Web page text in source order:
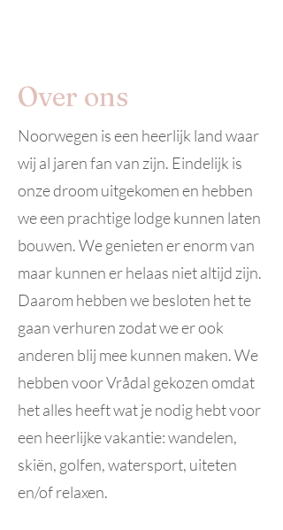
Over ons
Noorwegen is een heerlijk land waar
wij al jaren fan van zijn. Eindelijk is
onze droom uitgekomen en hebben
we een prachtige lodge kunnen laten
bouwen. We genieten er enorm van
maar kunnen er helaas niet altijd zijn.
Daarom hebben we besloten het te
gaan verhuren zodat we er ook
anderen blij mee kunnen maken. We
hebben voor Vrådal gekozen omdat
het alles heeft wat je nodig hebt voor
een heerlijke vakantie: wandelen,
skiën, golfen, watersport, uiteten
en/of relaxen.